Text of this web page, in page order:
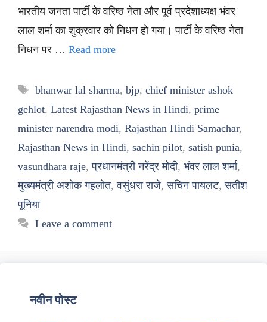
भारतीय जनता पार्टी के वरिष्ठ नेता और पूर्व प्रदेशाध्यक्ष भंवर
लाल शर्मा का शुक्रवार को निधन हो गया। पार्टी के वरिष्ठ नेता
निधन पर … Read more
Tags
bhanwar lal sharma, bjp, chief minister ashok
gehlot, Latest Rajasthan News in Hindi, prime
minister narendra modi, Rajasthan Hindi Samachar,
Rajasthan News in Hindi, sachin pilot, satish punia,
vasundhara raje,प्रधानमंत्री नरेंद्र मोदी, भंवर लाल शर्मा,
मुख्यमंत्री अशोक गहलोत,वसुंधरा राजे,सचिन पायलट,सतीश
पूनिया
Leave a comment
नवीन पोस्ट